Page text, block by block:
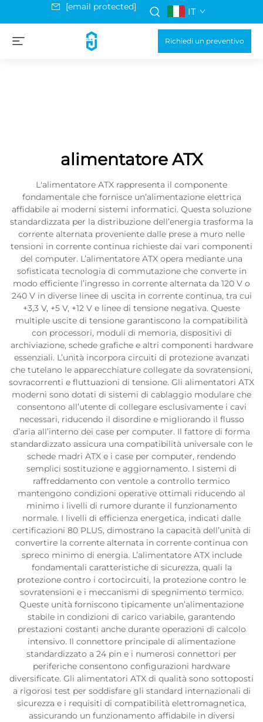
[email protected] IT
Richiedi un preventivo
alimentatore ATX
L'alimentatore ATX rappresenta il componente
fondamentale che fornisce un’alimentazione elettrica
affidabile ai moderni sistemi informatici. Questa soluzione
standardizzata per la distribuzione dell’energia trasforma la
corrente alternata proveniente dalle prese a muro nelle
tensioni in corrente continua richieste dai vari componenti
del computer. L’alimentatore ATX opera mediante una
sofisticata tecnologia di commutazione che converte in
modo efficiente l’ingresso in corrente alternata da 120 V o
240 V in diverse linee di uscita in corrente continua, tra cui
+3,3 V, +5 V, +12 V e linee di tensione negativa. Queste
multiple uscite di tensione garantiscono la compatibilità
con processori, moduli di memoria, dispositivi di
archiviazione, schede grafiche e altri componenti hardware
essenziali. L’unità incorpora circuiti di protezione avanzati
che tutelano le apparecchiature collegate da sovratensioni,
sovracorrenti e fluttuazioni di tensione. Gli alimentatori ATX
moderni sono dotati di sistemi di cablaggio modulare che
consentono all’utente di collegare esclusivamente i cavi
necessari, riducendo il disordine e migliorando il flusso
d’aria all’interno dei case per computer. Il fattore di forma
standardizzato assicura una compatibilità universale con le
schede madri ATX e i case per computer, rendendo
semplici sostituzione e aggiornamento. I sistemi di
raffreddamento con ventole a controllo termico
mantengono condizioni operative ottimali riducendo al
minimo i livelli di rumore durante il funzionamento
normale. I livelli di efficienza energetica, indicati dalle
certificazioni 80 PLUS, dimostrano la capacità dell’unità di
convertire la corrente alternata in corrente continua con
spreco minimo di energia. L’alimentatore ATX include
fondamentali caratteristiche di sicurezza, quali la
protezione contro i cortocircuiti, la protezione contro le
sovratensioni e i meccanismi di spegnimento termico.
Queste unità forniscono tipicamente un’alimentazione
stabile in condizioni di carico variabile, garantendo
prestazioni costanti anche durante operazioni di calcolo
intensivo. Il connettore principale di alimentazione
standardizzato a 24 pin e i numerosi connettori per
periferiche consentono configurazioni hardware
diversificate. Gli alimentatori ATX di qualità sono sottoposti
a rigorosi test per soddisfare gli standard internazionali di
sicurezza e i requisiti di compatibilità elettromagnetica,
assicurando un funzionamento affidabile in diversi